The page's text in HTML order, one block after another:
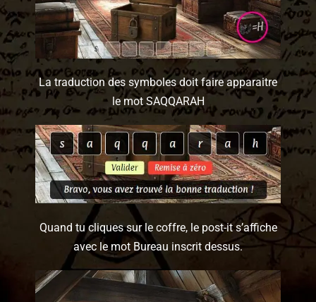
La traduction des symboles doit faire apparaitre
le mot SAQQARAH
Quand tu cliques sur le coffre, le post-it s’affiche
avec le mot Bureau inscrit dessus.